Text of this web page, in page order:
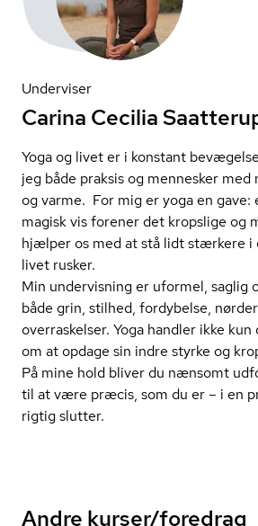
Underviser
Carina Cecilia
Yoga og livet er i konstant
jeg både praksis og mennesker
og varme. For mig er yoga en gave:
magisk vis forener det kropslige og
hjælper os med at stå lidt stærkere i
livet rusker.
Min undervisning er uformel, saglig
både grin, stilhed, fordybelse,
overraskelser. Yoga handler ikke
om at opdage sin indre styrke og
På mine hold bliver du nænsomt
til at være præcis, som du er – i en
rigtig slutter.
Andre kurser/foredrag